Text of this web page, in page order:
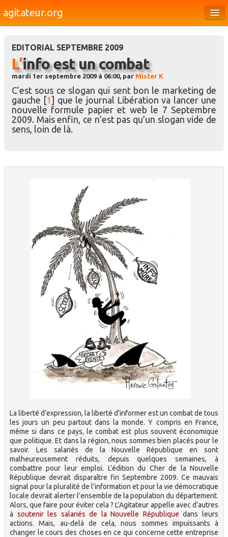
agitateur.org
Bourges & le Cher
Société
Culture
Médias
Dossiers
EDITORIAL SEPTEMBRE 2009
L’info est un combat
mardi 1er septembre 2009 à 06:00, par Mister K
C’est sous ce slogan qui sent bon le marketing de
gauche [1] que le journal Libération va lancer une
nouvelle formule papier et web le 7 Septembre
2009. Mais enfin, ce n’est pas qu’un slogan vide de
sens, loin de là.
La liberté d’expression, la liberté d’informer est un combat de tous
les jours un peu partout dans la monde. Y compris en France,
même si dans ce pays, le combat est plus souvent économique
que politique. Et dans la région, nous sommes bien placés pour le
savoir. Les salariés de la Nouvelle République en sont
malheureusement réduits, depuis quelques semaines, à
combattre pour leur emploi. L’édition du Cher de la Nouvelle
République devrait disparaître fin Septembre 2009. Ce mauvais
signal pour la pluralité de l’information et pour la vie démocratique
locale devrait alerter l’ensemble de la population du département.
Alors, que faire pour éviter cela ? L’Agitateur appelle avec d’autres
à soutenir les salariés de la Nouvelle République dans leurs
actions. Mais, au-delà de cela, nous sommes impuissants à
changer le cours des choses en ce qui concerne cette entreprise